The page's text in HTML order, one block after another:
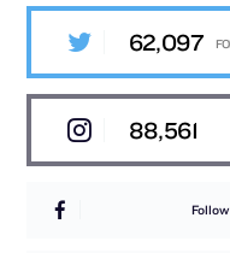
62,097
88,561
Follow